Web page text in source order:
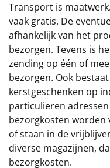
Transport is
vaak gratis. De
afhankelijk van het
bezorgen. Tevens is
zending op één of
bezorgen. Ook
kerstgeschenken op
particulieren
bezorgkosten
of staan in de
diverse magazijnen,
bezorgkosten.